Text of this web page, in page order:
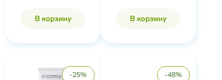
В корзину В корзину
-25% -48%